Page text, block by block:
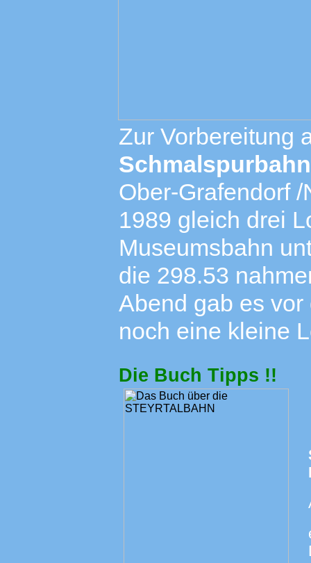
Zur Vorbereitung
Ober-Grafendorf
1989 gleich drei
Museumsbahn
die 298.53
Abend gab es
noch eine kleine
Die Buch Tipps !!